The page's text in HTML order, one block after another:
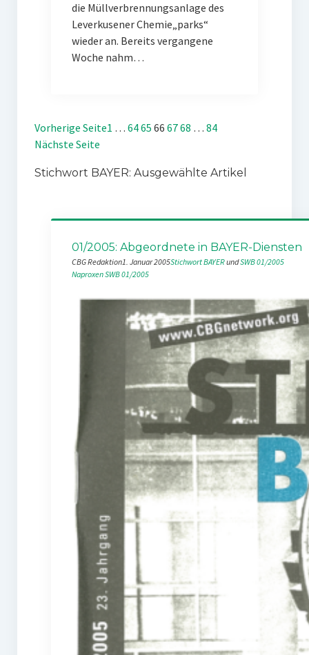
die Müllverbrennungsanlage des
Leverkusener Chemie„parks“
wieder an. Bereits vergangene
Woche nahm…
Vorherige Seite1 … 6465 66 6768 … 84
Nächste Seite
Stichwort BAYER: Ausgewählte Artikel
01/2005: Abgeordnete in BAYER-Diensten
CBG Redaktion1. Januar 2005Stichwort BAYER und SWB 01/2005
NaproxenSWB 01/2005